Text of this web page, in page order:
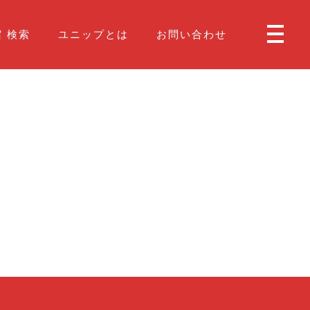
検索 ユニップとは お問い合わせ